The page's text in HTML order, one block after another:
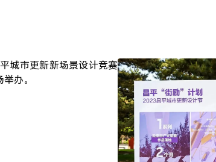
城市更新新场景设计竞赛
办。